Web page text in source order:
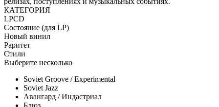
КАТЕГОРИЯ
LPCD
Состояние (для LP)
Новый винил
Раритет
Стили
Выберите несколько
Soviet Groove / Experimental
Soviet Jazz
Авангард / Индастриал